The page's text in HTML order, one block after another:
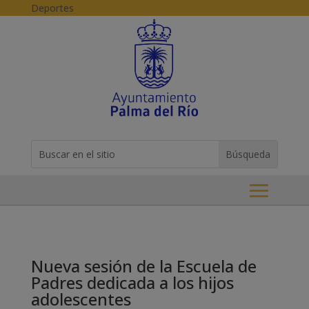
Skip to content
Deportes
for...
Nueva sesión de la Escuela de
Padres dedicada a los hijos
adolescentes